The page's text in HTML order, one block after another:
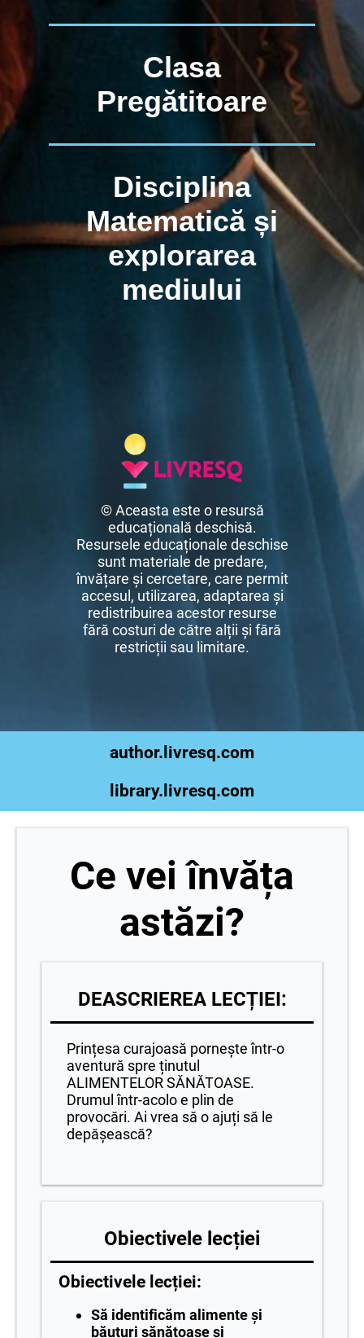
Clasa
Pregătitoare
Disciplina
Matematică și
explorarea
mediului
© Aceasta este o resursă
educațională deschisă.
Resursele educaționale deschise
sunt materiale de predare,
învățare și cercetare, care permit
accesul, utilizarea, adaptarea și
redistribuirea acestor resurse
fără costuri de către alții și fără
restricții sau limitare.
author.livresq.com
library.livresq.com
Ce vei învăța
astăzi?
DEASCRIEREA LECȚIEI:
Prințesa curajoasă pornește într-o
aventură spre ținutul
ALIMENTELOR SĂNĂTOASE.
Drumul într-acolo e plin de
provocări. Ai vrea să o ajuți să le
depășească?
Obiectivele lecției
Obiectivele lecției:
Să identificăm alimente și
băuturi sănătoase și